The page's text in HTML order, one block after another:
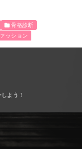
骨格診断
ッション